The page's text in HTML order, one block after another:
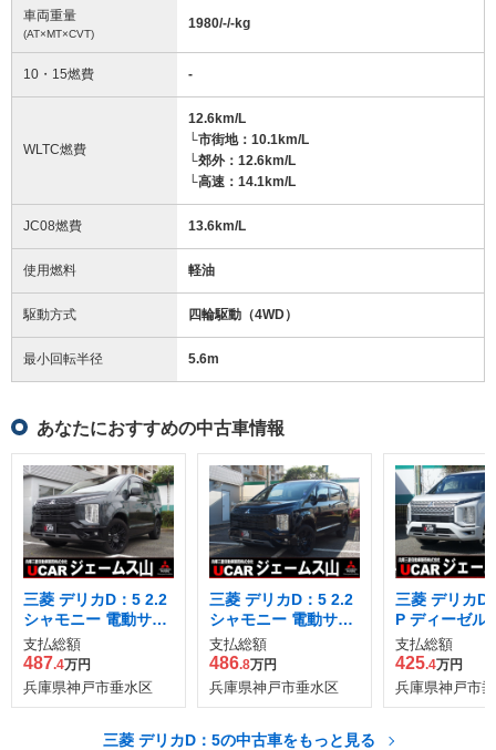
車両重量
(AT×MT×CVT)
1980/-/-kg
10・15燃費 -
WLTC燃費
12.6km/L
└市街地：10.1km/L
└郊外：12.6km/L
└高速：14.1km/L
JC08燃費 13.6km/L
使用燃料 軽油
駆動方式 四輪駆動（4WD）
最小回転半径 5.6m
あなたにおすすめの中古車情報
三菱 デリカD：5 2.2
シャモニー 電動サイ
ドステップ装着車 デ
ィーゼルターボ 4WD
支払総額
487.4万円
兵庫県神戸市垂水区
三菱 デリカD：5 2.2
シャモニー 電動サイ
ドステップ非装着車
ディーゼルターボ 4
WD
支払総額
486.8万円
兵庫県神戸市垂水区
三菱 デリカD
P ディーゼル
4WD
支払総額
425.4万円
兵庫県神戸市
三菱 デリカD：5の中古車をもっと見る